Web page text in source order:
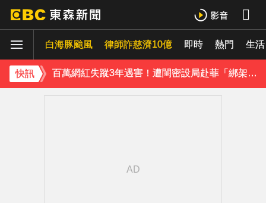
白海豚颱風 律師詐慈濟10億 即時 熱門 生活
快訊
庹宗康資產全給老婆！「名下只剩1台車」結婚15年保鮮秘訣曝
百萬網紅失蹤3年遇害！遭閨密設局赴菲「綁架撕票」千萬贖金救不回